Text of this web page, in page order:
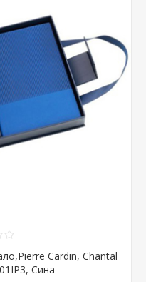
Cardin, Chantal
Сина